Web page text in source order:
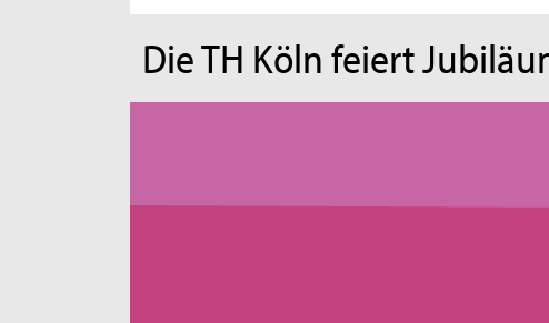
Die TH Köln feiert